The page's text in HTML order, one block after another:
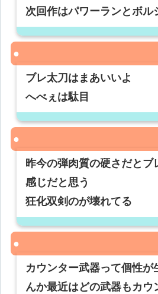
次回作はパワーランとボル
ブレ太刀はまあいいよ
へべぇは駄目
昨今の弾肉質の硬さだとブ
感じだと思う
狂化双剣のが壊れてる
カウンター武器って個性が
んか最近はどの武器もカウ